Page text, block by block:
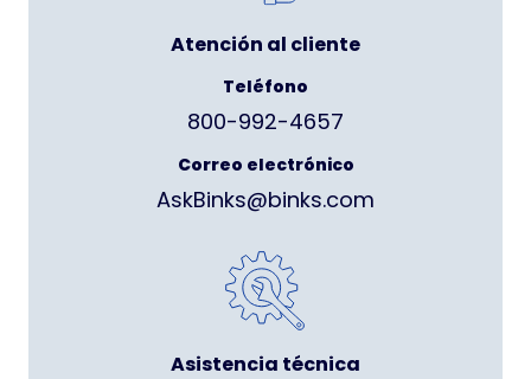
Atención al cliente
Teléfono
800-992-4657
Correo electrónico
AskBinks@binks.com
Asistencia técnica